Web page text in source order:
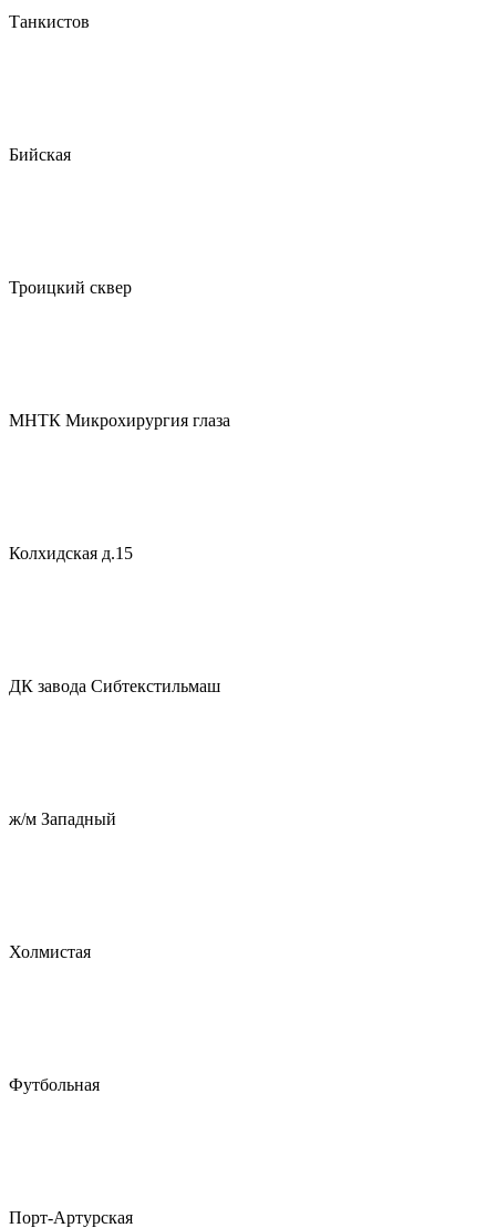
Танкистов
Бийская
Троицкий сквер
МНТК Микрохирургия глаза
Колхидская д.15
ДК завода Сибтекстильмаш
ж/м Западный
Холмистая
Футбольная
Порт-Артурская